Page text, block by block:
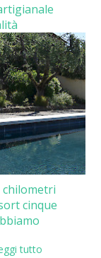
chilometri
cinque
tutto